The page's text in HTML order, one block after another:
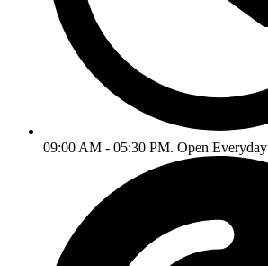
09:00 AM - 05:30 PM. Open Everyday